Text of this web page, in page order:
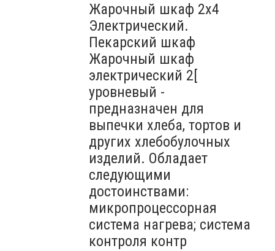
Жарочный шкаф 2х4
Электрический.
Пекарский шкаф
Жарочный шкаф
электрический 2[
уровневый -
предназначен для
выпечки хлеба, тортов и
других хлебобулочных
изделий. Обладает
следующими
достоинствами:
микропроцессорная
система нагрева; система
контроля контр